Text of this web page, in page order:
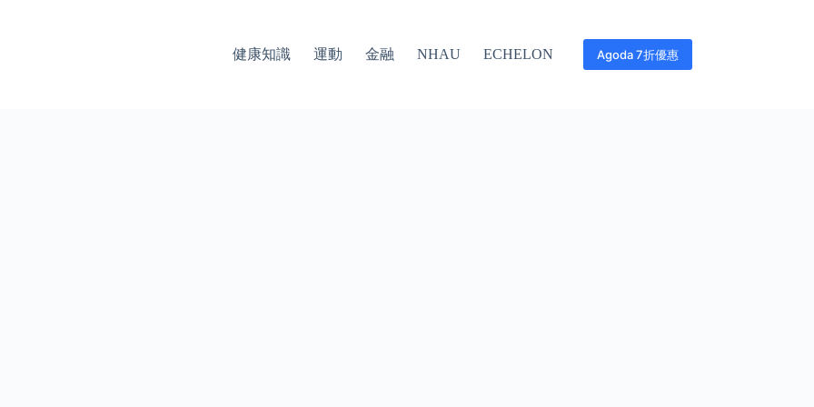
健康知識 運動 金融 NHAU ECHELON Agoda 7折優惠